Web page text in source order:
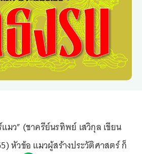
มว” (ชาครีย์นรทิพย์ เสวิกุล เขียน
หัวข้อ แมวผู้สร้างประวัติศาสตร์ ก็